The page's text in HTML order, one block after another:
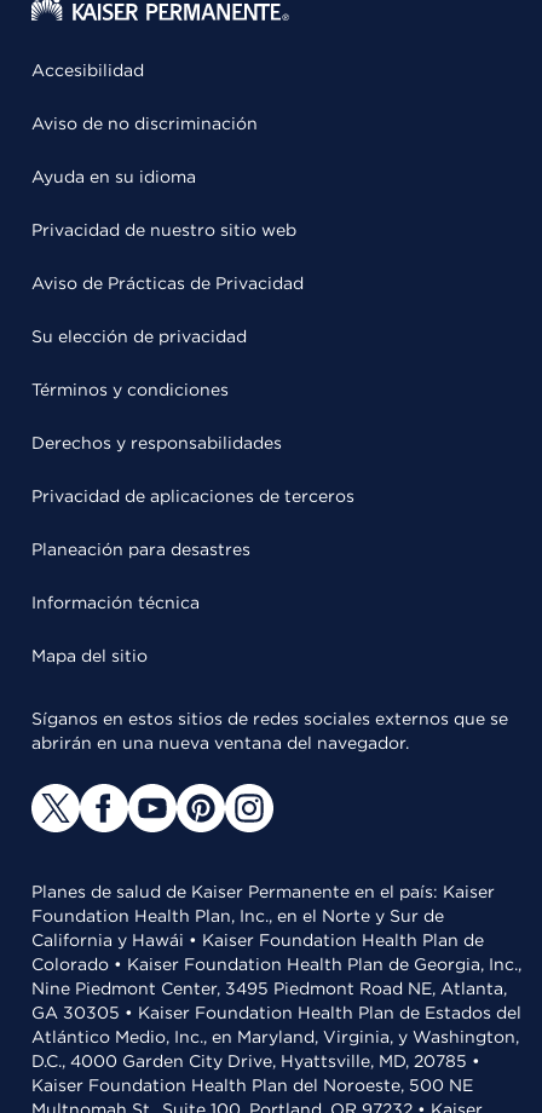
Accesibilidad
Aviso de no discriminación
Ayuda en su idioma
Privacidad de nuestro sitio web
Aviso de Prácticas de Privacidad
Su elección de privacidad
Términos y condiciones
Derechos y responsabilidades
Privacidad de aplicaciones de terceros
Planeación para desastres
Información técnica
Mapa del sitio
Síganos en estos sitios de redes sociales externos que se
abrirán en una nueva ventana del navegador.
Planes de salud de Kaiser Permanente en el país: Kaiser
Foundation Health Plan, Inc., en el Norte y Sur de
California y Hawái • Kaiser Foundation Health Plan de
Colorado • Kaiser Foundation Health Plan de Georgia, Inc.,
Nine Piedmont Center, 3495 Piedmont Road NE, Atlanta,
GA 30305 • Kaiser Foundation Health Plan de Estados del
Atlántico Medio, Inc., en Maryland, Virginia, y Washington,
D.C., 4000 Garden City Drive, Hyattsville, MD, 20785 •
Kaiser Foundation Health Plan del Noroeste, 500 NE